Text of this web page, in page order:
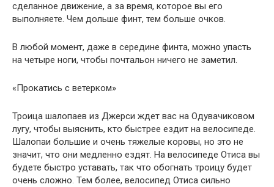
сделанное движение, а за время, которое вы его
выполняете. Чем дольше финт, тем больше очков.
В любой момент, даже в середине финта, можно упасть
на четыре ноги, чтобы почтальон ничего не заметил.
«Прокатись с ветерком»
Троица шалопаев из Джерси ждет вас на Одувачиковом
лугу, чтобы выяснить, кто быстрее ездит на велосипеде.
Шалопаи большие и очень тяжелые коровы, но это не
значит, что они медленно ездят. На велосипеде Отиса вы
будете быстро уставать, так что обогнать троицу будет
очень сложно. Тем более, велосипед Отиса сильно